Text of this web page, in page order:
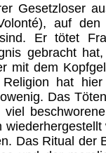
Gesetzloser
auf den
Er tötet
gebracht
mit dem
hat
Das
Das Ritual der